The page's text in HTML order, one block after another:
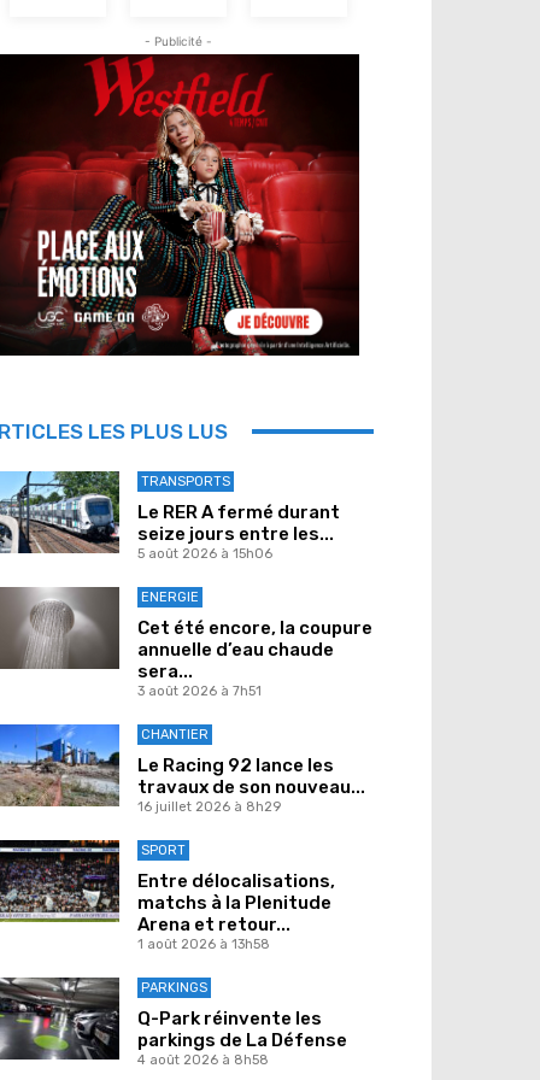
- Publicité -
LES PLUS LUS
TRANSPORTS
Le RER A fermé durant
seize jours entre les...
5 août 2026 à 15h06
ENERGIE
Cet été encore, la coupure
annuelle d’eau chaude
sera...
3 août 2026 à 7h51
CHANTIER
Le Racing 92 lance les
travaux de son nouveau...
16 juillet 2026 à 8h29
SPORT
Entre délocalisations,
matchs à la Plenitude
Arena et retour...
1 août 2026 à 13h58
PARKINGS
Q-Park réinvente les
parkings de La Défense
4 août 2026 à 8h58